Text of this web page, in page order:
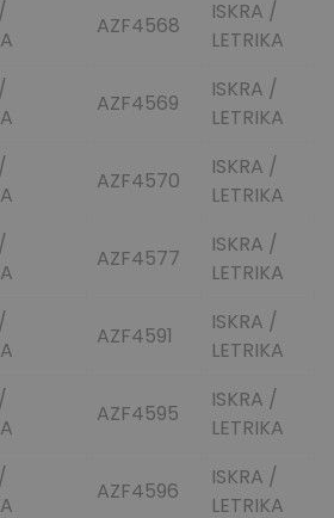
AZF4568
ISKRA /
LETRIKA
AZF4569
ISKRA /
LETRIKA
AZF4570
ISKRA /
LETRIKA
AZF4577
ISKRA /
LETRIKA
AZF4591
ISKRA /
LETRIKA
AZF4595
ISKRA /
LETRIKA
AZF4596
ISKRA /
LETRIKA